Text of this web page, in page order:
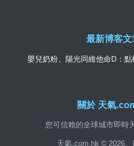
關於 天氣
您可信賴的全球城市即時
天氣.com.hk © 2026。
最新博客文
嬰兒奶粉、陽光同維他命D：點